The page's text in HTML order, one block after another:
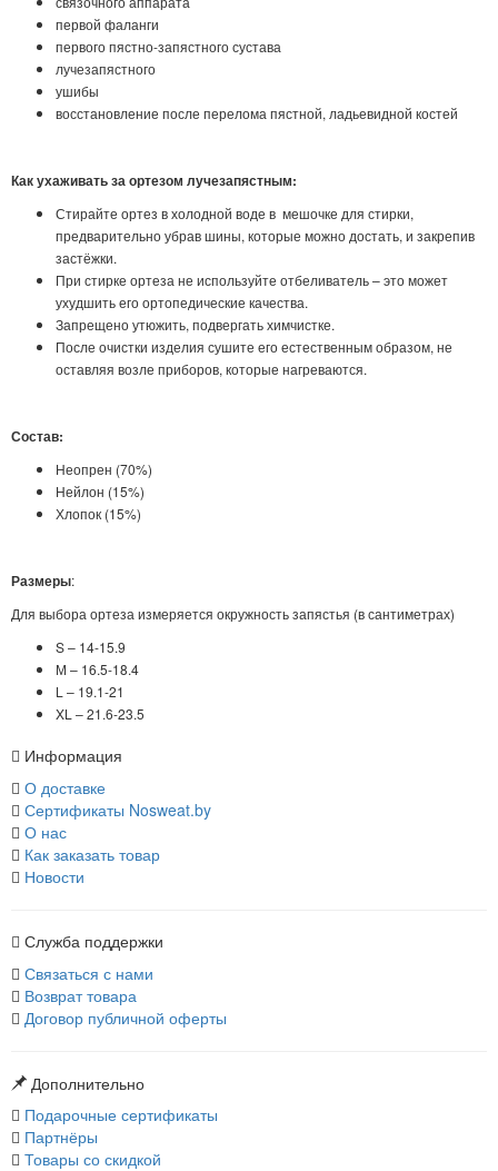
первой фаланги
первого пястно-запястного сустава
лучезапястного
ушибы
восстановление после перелома пястной, ладьевидной костей
Как ухаживать за ортезом лучезапястным:
Стирайте ортез в холодной воде в мешочке для стирки,
предварительно убрав шины, которые можно достать, и закрепив
застёжки.
При стирке ортеза не используйте отбеливатель – это может
ухудшить его ортопедические качества.
Запрещено утюжить, подвергать химчистке.
После очистки изделия сушите его естественным образом, не
оставляя возле приборов, которые нагреваются.
Состав:
Неопрен (70%)
Нейлон (15%)
Хлопок (15%)
Размеры:
Для выбора ортеза измеряется окружность запястья (в сантиметрах)
S – 14-15.9
М – 16.5-18.4
L – 19.1-21
XL – 21.6-23.5
Информация
О доставке
Сертификаты Nosweat.by
О нас
Как заказать товар
Новости
Служба поддержки
Связаться с нами
Возврат товара
Договор публичной оферты
Дополнительно
Подарочные сертификаты
Партнёры
Товары со скидкой